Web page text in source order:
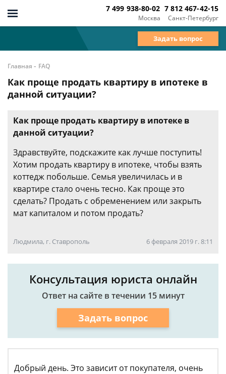
Москва
7 499 938-80-02
Санкт-Петербург
7 812 467-42-15
Задать вопрос
Главная - FAQ
Как проще продать квартиру в ипотеке в
данной ситуации?
Как проще продать квартиру в ипотеке в
данной ситуации?
Здравствуйте, подскажите как лучше поступить!
Хотим продать квартиру в ипотеке, чтобы взять
коттедж побольше. Семья увеличилась и в
квартире стало очень тесно. Как проще это
сделать? Продать с обременением или закрыть
мат капиталом и потом продать?
Людмила, г. Ставрополь 6 февраля 2019 г. 8:11
Консультация юриста онлайн
Ответ на сайте в течении 15 минут
Задать вопрос
Добрый день. Это зависит от покупателя, очень